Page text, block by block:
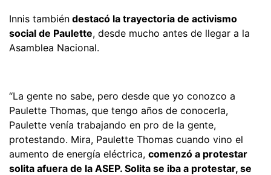
Innis también destacó la trayectoria de activismo
social de Paulette, desde mucho antes de llegar a la
Asamblea Nacional.
“La gente no sabe, pero desde que yo conozco a
Paulette Thomas, que tengo años de conocerla,
Paulette venía trabajando en pro de la gente,
protestando. Mira, Paulette Thomas cuando vino el
aumento de energía eléctrica, comenzó a protestar
solita afuera de la ASEP. Solita se iba a protestar, se